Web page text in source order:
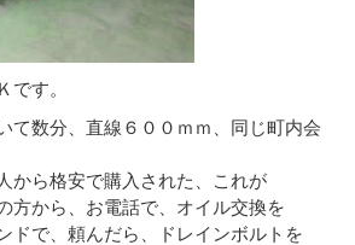
す。
て数分、直線６００ｍｍ、同じ町内会
から格安で購入された、これが
方から、お電話で、オイル交換を
ドで、頼んだら、ドレインボルトを